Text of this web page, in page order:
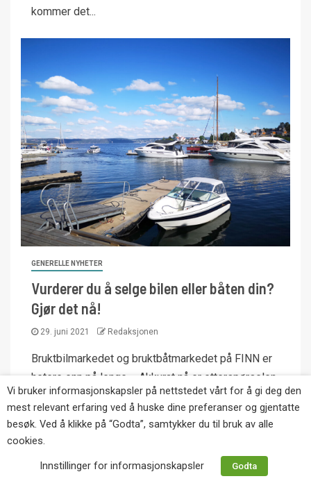
kommer det...
GENERELLE NYHETER
Vurderer du å selge bilen eller båten din?
Gjør det nå!
29. juni 2021 Redaksjonen
Bruktbilmarkedet og bruktbåtmarkedet på FINN er
hetere enn på lenge. - Akkurat nå er etterspørselen
ekstremt høy, sier leder for...
Vi bruker informasjonskapsler på nettstedet vårt for å gi deg den
mest relevant erfaring ved å huske dine preferanser og gjentatte
besøk. Ved å klikke på “Godta”, samtykker du til bruk av alle
cookies.
Innstillinger for informasjonskapsler
Godta